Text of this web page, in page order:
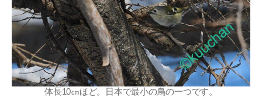
体長10㎝ほど。日本で最小の鳥の一つです。